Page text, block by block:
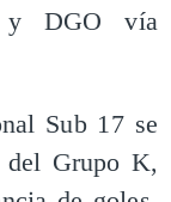
y DGO vía
Sub 17 se
del Grupo K,